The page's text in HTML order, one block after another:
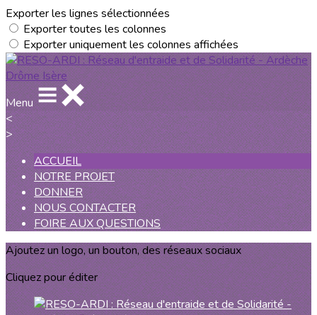
Exporter les lignes sélectionnées
Exporter toutes les colonnes
Exporter uniquement les colonnes affichées
Menu
<
>
ACCUEIL
NOTRE PROJET
DONNER
NOUS CONTACTER
FOIRE AUX QUESTIONS
Ajoutez un logo, un bouton, des réseaux sociaux
Cliquez pour éditer